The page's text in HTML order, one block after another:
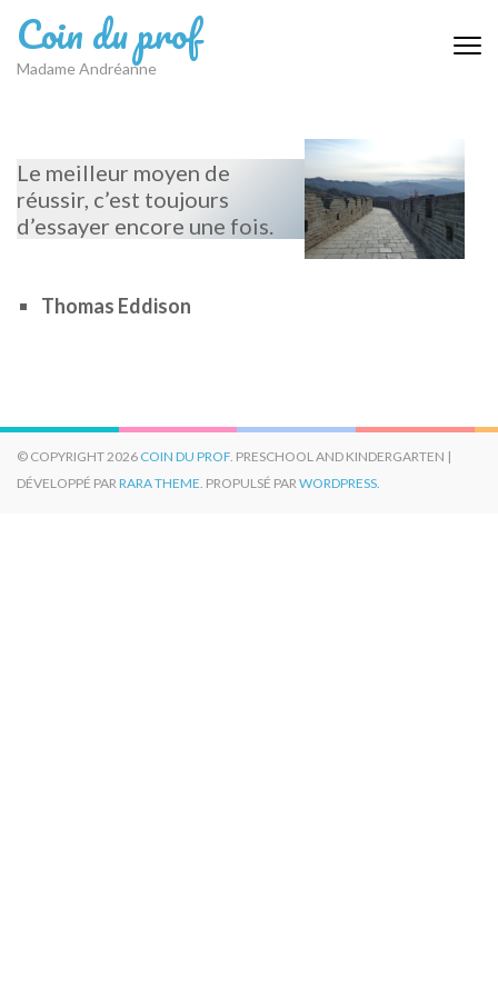
au
contenu
Coin du prof
Madame Andréanne
Le meilleur moyen de
réussir, c’est toujours
d’essayer encore une fois.
Thomas Eddison
© COPYRIGHT 2026 COIN DU PROF. PRESCHOOL AND KINDERGARTEN |
DÉVELOPPÉ PARRARA THEME. PROPULSÉ PARWORDPRESS.